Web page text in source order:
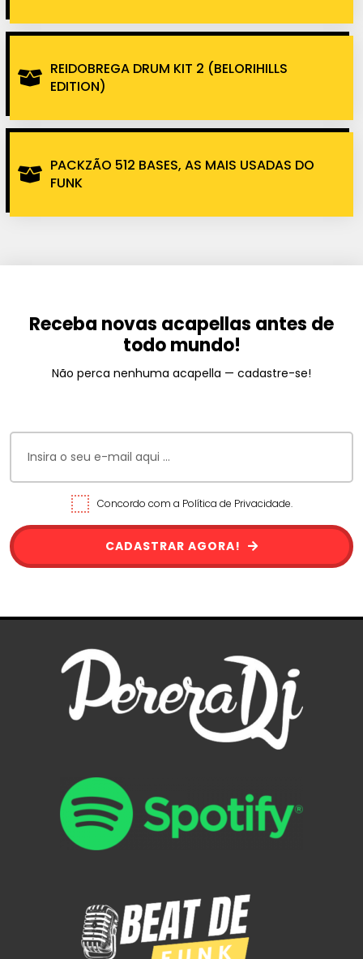
REIDOBREGA DRUM KIT 2 (BELORIHILLS
EDITION)
PACKZÃO 512 BASES, AS MAIS USADAS DO
FUNK
Receba novas acapellas antes de
todo mundo!
Não perca nenhuma acapella — cadastre-se!
Concordo com a Política de Privacidade.
CADASTRAR AGORA!